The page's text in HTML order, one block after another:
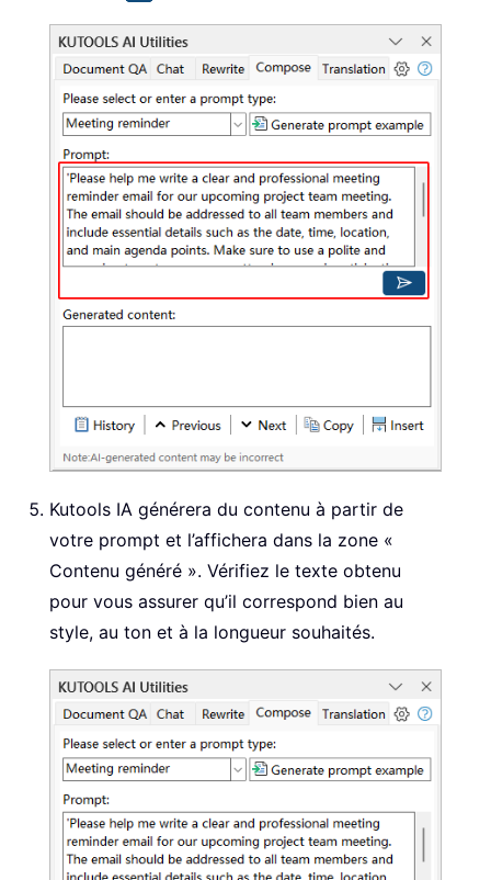
Kutools IA générera du contenu à partir de
votre prompt et l’affichera dans la zone «
Contenu généré ». Vérifiez le texte obtenu
pour vous assurer qu’il correspond bien au
style, au ton et à la longueur souhaités.